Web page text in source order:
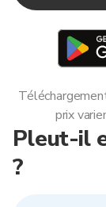
Pleut-il
?
prix